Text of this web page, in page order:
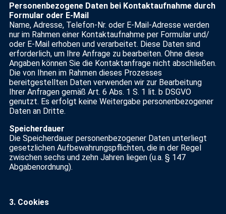
Personenbezogene Daten bei Kontaktaufnahme durch
Formular oder E-Mail
Name, Adresse, Telefon-Nr. oder E-Mail-Adresse werden
nur im Rahmen einer Kontaktaufnahme per Formular und/
oder E-Mail erhoben und verarbeitet. Diese Daten sind
erforderlich, um Ihre Anfrage zu bearbeiten. Ohne diese
Angaben können Sie die Kontaktanfrage nicht abschließen.
Die von Ihnen im Rahmen dieses Prozesses
bereitgestellten Daten verwenden wir zur Bearbeitung
Ihrer Anfragen gemäß Art. 6 Abs. 1 S. 1 lit. b DSGVO
genutzt. Es erfolgt keine Weitergabe personenbezogener
Daten an Dritte.
Speicherdauer
Die Speicherdauer personenbezogener Daten unterliegt
gesetzlichen Aufbewahrungspflichten, die in der Regel
zwischen sechs und zehn Jahren liegen (u.a. § 147
Abgabenordnung).
3. Cookies